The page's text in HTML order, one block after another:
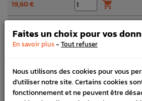
19,60 € 
Bouchon fileté Origine
2,98 €
2019
1,44 € 
Vis Chapeau d'Arbre
Faites un choix pour vos
En savoir plus- Tout refuser
Nous utilisons des cookies pour vous
d'utiliser notre site. Certains cookies
fonctionnement et ne peuvent être